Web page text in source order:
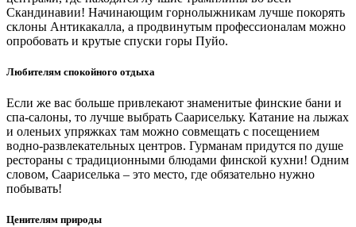
Скандинавии! Начинающим горнолыжникам лучше покорять
склоны Антикакалла, а продвинутым профессионалам можно
опробовать и крутые спуски горы Пуйо.
Любителям спокойного отдыха
Если же вас больше привлекают знаменитые финские бани и
спа-салоны, то лучше выбрать Саарисельку. Катание на лыжах
и оленьих упряжках там можно совмещать с посещением
водно-развлекательных центров. Гурманам придутся по душе
рестораны с традиционными блюдами финской кухни! Одним
словом, Саариселька – это место, где обязательно нужно
побывать!
Ценителям природы